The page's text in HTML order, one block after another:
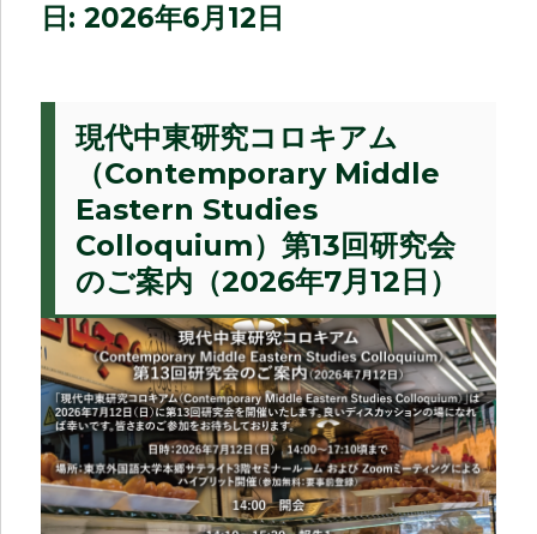
日:2026年6月12日
現代中東研究コロキアム
（Contemporary Middle
Eastern Studies
Colloquium）第13回研究会
のご案内（2026年7月12日）